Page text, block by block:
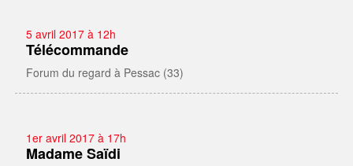
5 avril 2017 à 12h
Télécommande
Forum du regard à Pessac (33)
1er avril 2017 à 17h
Madame Saïdi